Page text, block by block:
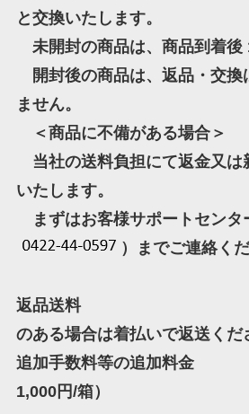
と交換いたします。
未開封の商品は、商品到着後
開封後の商品は、返品・交換
ません。
＜商品に不備がある場合＞
当社の送料負担にて返金又は
いたします。
まずはお客様サポートセンタ
）までご連絡くだ
返品送料 到着
のある場合は着払いで返送くだ
追加手数料等の追加料金
1,000円/箱）